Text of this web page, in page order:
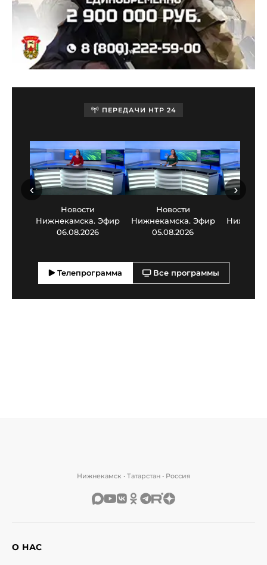
ПЕРЕДАЧИ НТР 24
Новости
Нижнекамска. Эфир
06.08.2026
Новости
Нижнекамска. Эфир
05.08.2026
‹ ›
Телепрограмма Все программы
Нижнекамск • Татарстан • Россия
О НАС